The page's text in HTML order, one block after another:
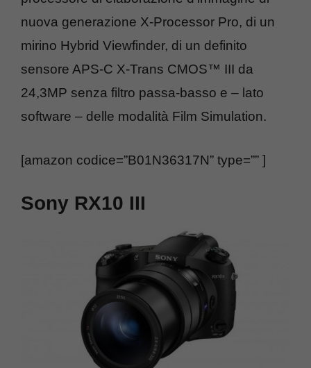
nuova generazione X-Processor Pro, di un
mirino Hybrid Viewfinder, di un definito
sensore APS-C X-Trans CMOS™ III da
24,3MP senza filtro passa-basso e – lato
software – delle modalità Film Simulation.
[amazon codice=”B01N36317N” type=”” ]
Sony RX10 III